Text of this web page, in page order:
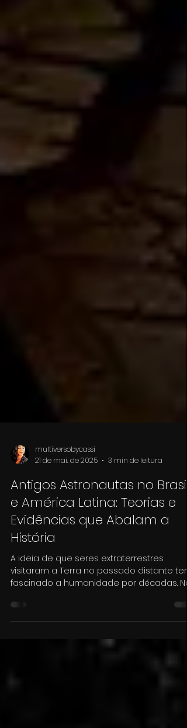
multiversobycassi
21 de mai. de 2025
3 min de leitura
Antigos Astronautas no Brasil
e América Latina: Teorias e
Evidências que Abalam a
História
visitaram a Terra no passado distante tem
fascinado a humanidade por décadas. No